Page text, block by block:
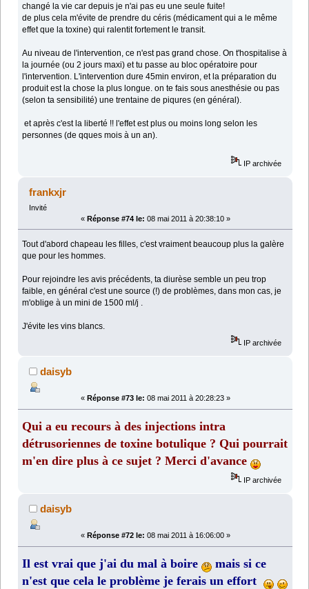
changé la vie car depuis je n'ai pas eu une seule fuite!
de plus cela m'évite de prendre du céris (médicament qui a le même
effet que la toxine) qui ralentit fortement le transit.
Au niveau de l'intervention, ce n'est pas grand chose. On t'hospitalise à
la journée (ou 2 jours maxi) et tu passe au bloc opératoire pour
l'intervention. L'intervention dure 45min environ, et la préparation du
produit est la chose la plus longue. on te fais sous anesthésie ou pas
(selon ta sensibilité) une trentaine de piqures (en général).
et après c'est la liberté !! l'effet est plus ou moins long selon les
personnes (de qques mois à un an).
IP archivée
frankxjr
Invité
« Réponse #74 le: 08 mai 2011 à 20:38:10 »
Tout d'abord chapeau les filles, c'est vraiment beaucoup plus la galère
que pour les hommes.
Pour rejoindre les avis précédents, ta diurèse semble un peu trop
faible, en général c'est une source (!) de problèmes, dans mon cas, je
m'oblige à un mini de 1500 ml/j .
J'évite les vins blancs.
IP archivée
daisyb
« Réponse #73 le: 08 mai 2011 à 20:28:23 »
Qui a eu recours à des injections intra
détrusoriennes de toxine botulique ? Qui pourrait
m'en dire plus à ce sujet ? Merci d'avance
IP archivée
daisyb
« Réponse #72 le: 08 mai 2011 à 16:06:00 »
Il est vrai que j'ai du mal à boire
mais si ce
n'est que cela le problème je ferais un effort